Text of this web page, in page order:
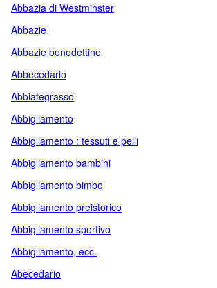
Abbazia di Westminster
Abbazie
Abbazie benedettine
Abbecedario
Abbiategrasso
Abbigliamento
Abbigliamento : tessuti e pelli
Abbigliamento bambini
Abbigliamento bimbo
Abbigliamento preistorico
Abbigliamento sportivo
Abbigliamento, ecc.
Abecedario